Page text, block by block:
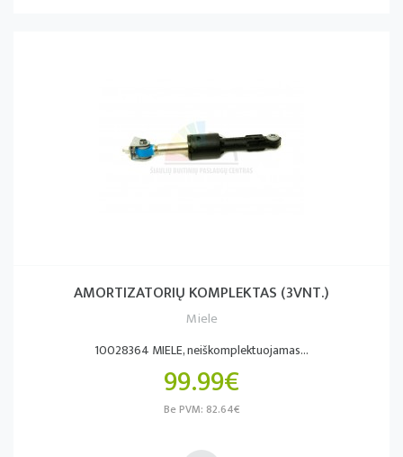
AMORTIZATORIŲ KOMPLEKTAS (3VNT.)
Miele
10028364 MIELE, neiškomplektuojamas...
99.99€
Be PVM: 82.64€